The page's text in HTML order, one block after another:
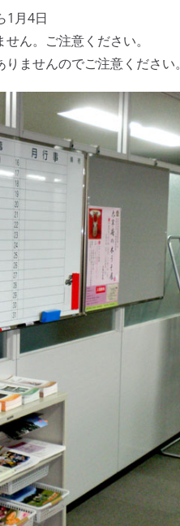
4日
ん。ご注意ください。
ませんのでご注意ください。